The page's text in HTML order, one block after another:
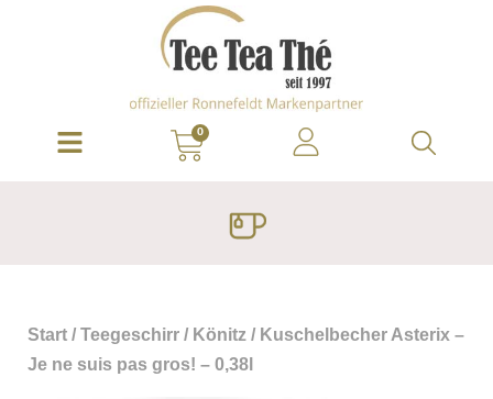
0
Start / Teegeschirr / Könitz / Kuschelbecher Asterix –
Je ne suis pas gros! – 0,38l